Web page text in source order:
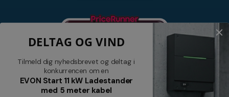
DELTAG OG VIND
Tilmeld dig nyhedsbrevet og deltag i
konkurrencen om en
EVON Start 11 kW Ladestander
med 5 meter kabel